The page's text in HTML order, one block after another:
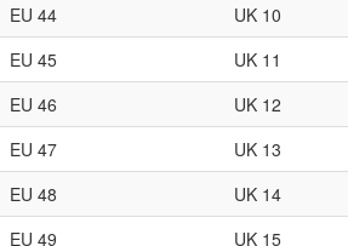
EU 44
UK 10
EU 45
UK 11
EU 46
UK 12
EU 47
UK 13
EU 48
UK 14
EU 49
UK 15